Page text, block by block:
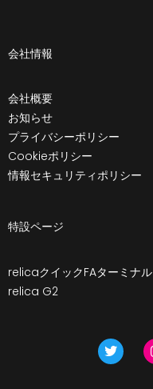
会社情報
会社概要
お知らせ
プライバシーポリシー
Cookieポリシー
情報セキュリティポリシー
特設ページ
relicaクイックFAターミナル
relica G2